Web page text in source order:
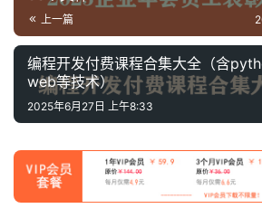
儿
童
英
语
启
蒙
上一篇
编程开发付费课程合集大全（含
web等技术）
2025年6月27日 上午8:33